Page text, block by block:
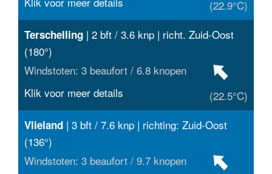
(22.9°C)
Terschelling | 2 bft / 3.6 knp | richt. Zuid-Oost
(180°)
Windstoten: 3 beaufort / 6.8 knopen
(22.5°C)
Klik voor meer details
Vlieland | 3 bft / 7.6 knp | richting: Zuid-Oost
(136°)
Windstoten: 3 beaufort / 9.7 knopen